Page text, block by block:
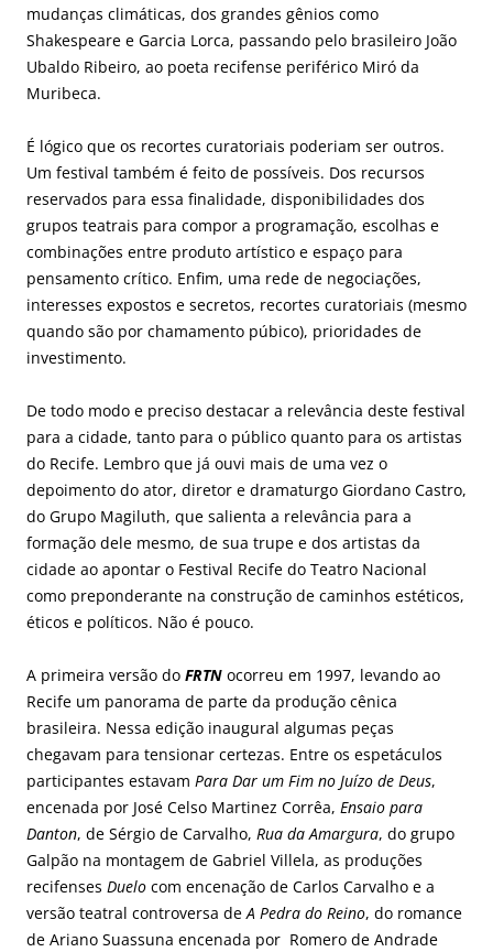
mudanças climáticas, dos grandes gênios como
Shakespeare e Garcia Lorca, passando pelo brasileiro João
Ubaldo Ribeiro, ao poeta recifense periférico Miró da
Muribeca.
É lógico que os recortes curatoriais poderiam ser outros.
Um festival também é feito de possíveis. Dos recursos
reservados para essa finalidade, disponibilidades dos
grupos teatrais para compor a programação, escolhas e
combinações entre produto artístico e espaço para
pensamento crítico. Enfim, uma rede de negociações,
interesses expostos e secretos, recortes curatoriais (mesmo
quando são por chamamento púbico), prioridades de
investimento.
De todo modo e preciso destacar a relevância deste festival
para a cidade, tanto para o público quanto para os artistas
do Recife. Lembro que já ouvi mais de uma vez o
depoimento do ator, diretor e dramaturgo Giordano Castro,
do Grupo Magiluth, que salienta a relevância para a
formação dele mesmo, de sua trupe e dos artistas da
cidade ao apontar o Festival Recife do Teatro Nacional
como preponderante na construção de caminhos estéticos,
éticos e políticos. Não é pouco.
A primeira versão do FRTN ocorreu em 1997, levando ao
Recife um panorama de parte da produção cênica
brasileira. Nessa edição inaugural algumas peças
chegavam para tensionar certezas. Entre os espetáculos
participantes estavam Para Dar um Fim no Juízo de Deus,
encenada por José Celso Martinez Corrêa, Ensaio para
Danton, de Sérgio de Carvalho, Rua da Amargura, do grupo
Galpão na montagem de Gabriel Villela, as produções
recifenses Duelo com encenação de Carlos Carvalho e a
versão teatral controversa deA Pedra do Reino, do romance
de Ariano Suassuna encenada por Romero de Andrade